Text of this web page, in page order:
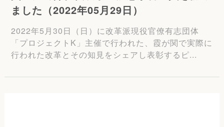
ました（2022年05月29日）
2022年5月30日（日）に改革派現役官僚有志団体
「プロジェクトK」主催で行われた、霞が関で実際に
行われた改革とその知見をシェアし表彰するピ...